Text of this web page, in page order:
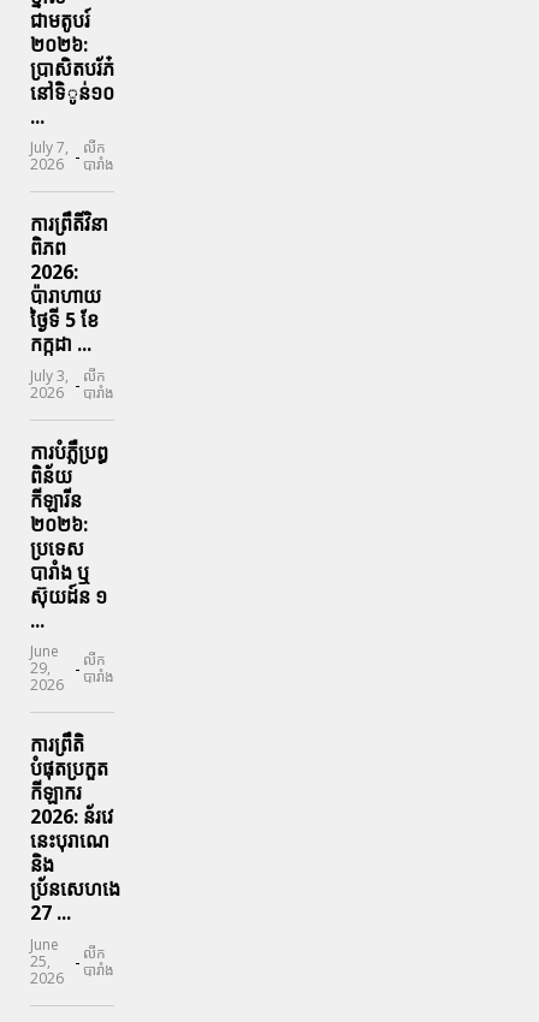
ជាមតូបរ៍
២០២៦:
ប្រាសិតបរ័ភ៎
នៅទិូន់១០
...
July 7,
2026 - លីក
បារាំង
ការព្រឹតិ៍វិនា
ពិភព
2026:
ប៉ារាហាយ
ថ្ងៃទី 5 ខែ
កក្កដា ...
July 3,
2026 - លីក
បារាំង
ការបំភ្លឺប្រព្ធ​
ពិន័យ​
កីឡារីន​
២០២៦:
ប្រទេស​
បារាំង​ ឬ​
ស៊ុយដ៍ន​ ១
...
June
29,
2026
- លីក
បារាំង
ការព្រឹតិ
បំផុតប្រកួត
កីឡាករ
2026: ន័រវេ
នេះបុរាណេ
និង
ប្រ័នសេហងេ
27 ...
June
25,
2026
- លីក
បារាំង